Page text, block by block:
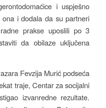
i uspješno
i dodala da su partneri
prakse uposlili po 3
da obilaze uključena
Fevzija Murić podseća
traje, Centar za socijalni
izvanredne rezultate.